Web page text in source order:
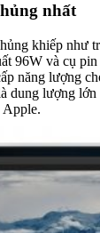
nhất
khiếp như
96W và cụ
năng lượng
lượng lớn
Apple.